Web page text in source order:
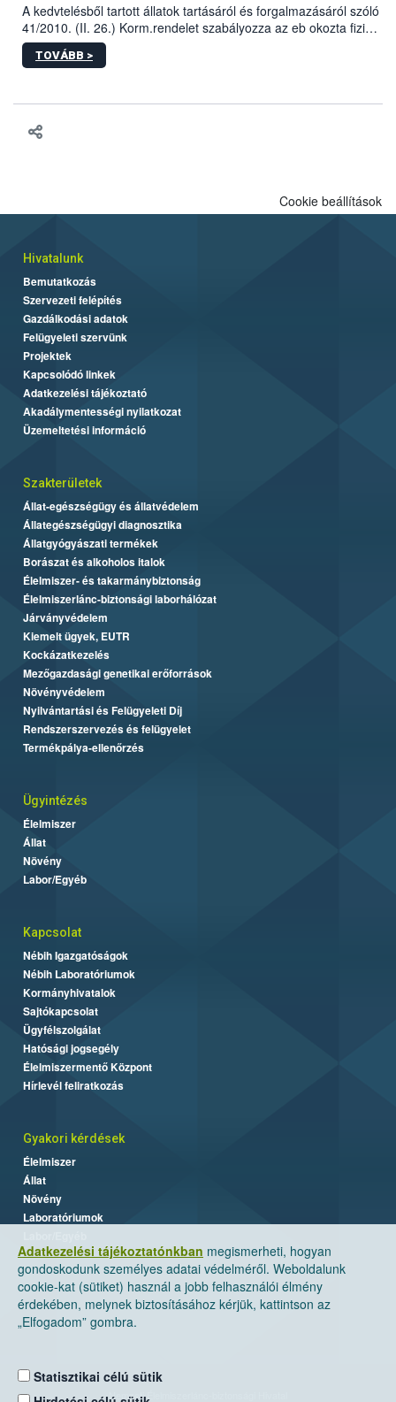
A kedvtelésből tartott állatok tartásáról és forgalmazásáról szóló
41/2010. (II. 26.) Korm.rendelet szabályozza az eb okozta fizikai
sérülés, illetve ennek veszélye keletkezésekor felmerülő
hatósági feladatokat, valamint a veszélyes eb tartását és annak
TOVÁBB >
Adatkezelési tájékoztatónkban megismerheti, hogyan
gondoskodunk személyes adatai védelméről. Weboldalunk
cookie-kat (sütiket) használ a jobb felhasználói élmény
érdekében, melynek biztosításához kérjük, kattintson az
„Elfogadom” gombra.
Statisztikai célú sütik
Cookie beállítások
Hivatalunk
Bemutatkozás
Szervezeti felépítés
Gazdálkodási adatok
Felügyeleti szervünk
Projektek
Kapcsolódó linkek
Adatkezelési tájékoztató
Akadálymentességi nyilatkozat
Üzemeltetési információ
Szakterületek
Állat-egészségügy és állatvédelem
Állategészségügyi diagnosztika
Állatgyógyászati termékek
Borászat és alkoholos italok
Élelmiszer- és takarmánybiztonság
Élelmiszerlánc-biztonsági laborhálózat
Járványvédelem
Kiemelt ügyek, EUTR
Kockázatkezelés
Mezőgazdasági genetikai erőforrások
Növényvédelem
Nyilvántartási és Felügyeleti Díj
Rendszerszervezés és felügyelet
Termékpálya-ellenőrzés
Ügyintézés
Élelmiszer
Állat
Növény
Labor/Egyéb
Kapcsolat
Nébih Igazgatóságok
Nébih Laboratóriumok
Kormányhivatalok
Sajtókapcsolat
Ügyfélszolgálat
Hatósági jogsegély
Élelmiszermentő Központ
Hírlevél feliratkozás
Gyakori kérdések
Élelmiszer
Állat
Növény
Laboratóriumok
Nemzeti Élelmiszerlánc-biztonsági Hivatal